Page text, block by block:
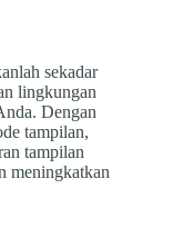
sekadar
lingkungan
Dengan
tampilan,
tampilan
meningkatkan